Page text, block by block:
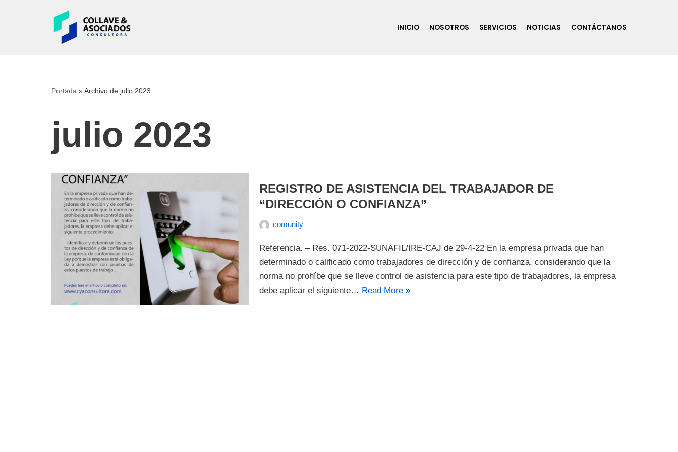
INICIO NOSOTROS SERVICIOS NOTICIAS CONTÁCTANOS
Portada »Archivo de julio 2023
julio 2023
REGISTRO DE ASISTENCIA DEL TRABAJADOR DE
“DIRECCIÓN O CONFIANZA”
comunity
Referencia. – Res. 071-2022-SUNAFIL/IRE-CAJ de 29-4-22 En la empresa privada que han
determinado o calificado como trabajadores de dirección y de confianza, considerando que la
norma no prohíbe que se lleve control de asistencia para este tipo de trabajadores, la empresa
debe aplicar el siguiente… Read More »